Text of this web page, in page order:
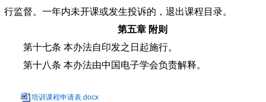
行监督。一年内未开课或发生投诉的，退出课程目录。
第五章 附则
第十七条 本办法自印发之日起施行。
第十八条 本办法由中国电子学会负责解释。
培训课程申请表.docx